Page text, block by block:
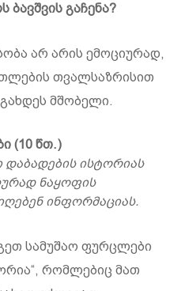
გაჩენა?
არ არის ემოციურად,
თვალსაზრისით
მშობელი.
(10წთ.)
დაბადების ისტორიას
ნაყოფის
ინფორმაციას.
სამუშაო ფურცლები
რომლებიც მათ